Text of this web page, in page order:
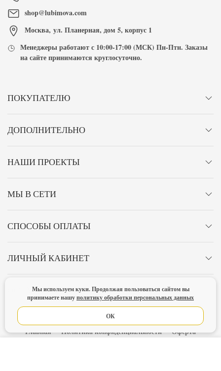
shop@lubimova.com
Москва, ул. Планерная, дом 5, корпус 1
Менеджеры работают с 10:00-17:00(МСК) Пн-Птн. Заказы
на сайте принимаются круглосуточно.
ПОКУПАТЕЛЮ
ДОПОЛНИТЕЛЬНО
НАШИ ПРОЕКТЫ
МЫ В СЕТИ
СПОСОБЫ ОПЛАТЫ
ЛИЧНЫЙ КАБИНЕТ
ОСТАВАЙТЕСЬ НА СВЯЗИ!
Главная Политика конфиденциальности
Оферта
Мы используем куки. Продолжая пользоваться сайтом вы
принимаете нашуполитику обработки персональных данных
ОК